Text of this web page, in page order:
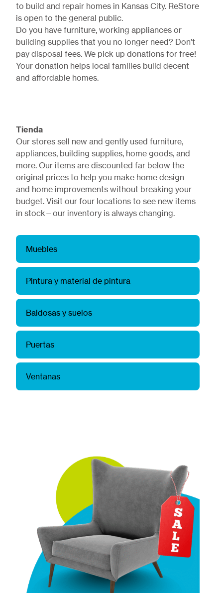
to build and repair homes in Kansas City. ReStore
is open to the general public.
Do you have furniture, working appliances or
building supplies that you no longer need? Don’t
pay disposal fees. We pick up donations for free!
Your donation helps local families build decent
and affordable homes.
Tienda
Our stores sell new and gently used furniture,
appliances, building supplies, home goods, and
more. Our items are discounted far below the
original prices to help you make home design
and home improvements without breaking your
budget. Visit our four locations to see new items
in stock—our inventory is always changing.
Muebles
Pintura y material de pintura
Baldosas y suelos
Puertas
Ventanas